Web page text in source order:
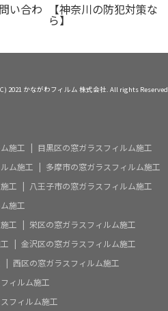
い合わ 【神奈川の防犯対策な
ら】
2021 かながわフィルム 株式会社. All rights Reserved.
施工
目黒区の窓ガラスフィルム施工
ム施工
多摩市の窓ガラスフィルム施工
工
八王子市の窓ガラスフィルム施工
施工
工
栄区の窓ガラスフィルム施工
金沢区の窓ガラスフィルム施工
西区の窓ガラスフィルム施工
ィルム施工
フィルム施工